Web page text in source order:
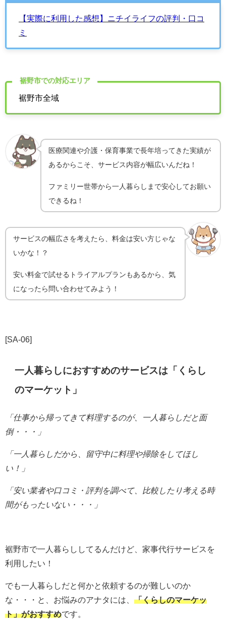
【実際に利用した感想】ニチイライフの評判・口コ
ミ
裾野市での対応エリア
裾野市全域
医療関連や介護・保育事業で長年培ってきた実績が
あるからこそ、サービス内容が幅広いんだね！
ファミリー世帯から一人暮らしまで安心してお願い
できるね！
サービスの幅広さを考えたら、料金は安い方じゃな
いかな！？
安い料金で試せるトライアルプランもあるから、気
になったら問い合わせてみよう！
[SA-06]
一人暮らしにおすすめのサービスは「くらし
のマーケット」
「仕事から帰ってきて料理するのが、一人暮らしだと面
倒・・・」
「一人暮らしだから、留守中に料理や掃除をしてほし
い！」
「安い業者や口コミ・評判を調べて、比較したり考える時
間がもったいない・・・」
裾野市で一人暮らししてるんだけど、家事代行サービスを
利用したい！
でも一人暮らしだと何かと依頼するのが難しいのか
な・・・と、お悩みのアナタには、 「くらしのマーケッ
ト」がおすすめです。